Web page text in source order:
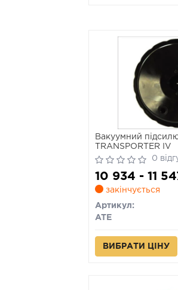
Вакуумний
TRANSPORTER IV
0
10 934 - 11
закінчується
Артикул:
ATE
ВИБРАТИ ЦІНУ